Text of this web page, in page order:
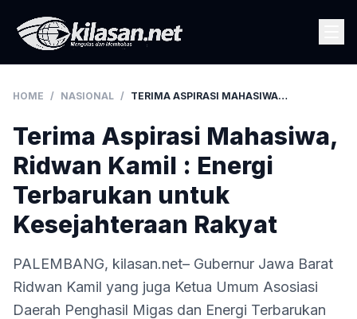
HOME / NASIONAL / TERIMA ASPIRASI MAHASIWA, RIDWAN KAMIL : ENERGI TERBARUKAN UNTUK KESEJAHTERAAN RAKYAT
Terima Aspirasi Mahasiwa,
Ridwan Kamil : Energi
Terbarukan untuk
Kesejahteraan Rakyat
PALEMBANG, kilasan.net– Gubernur Jawa Barat
Ridwan Kamil yang juga Ketua Umum Asosiasi
Daerah Penghasil Migas dan Energi Terbarukan